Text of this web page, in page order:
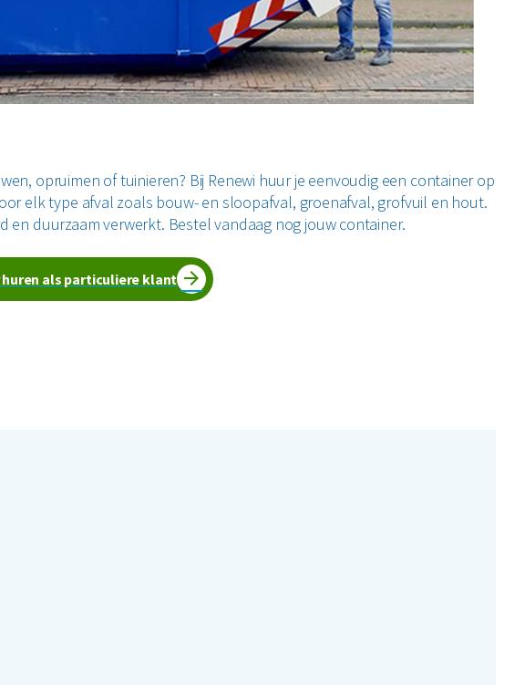
opruimen of tuinieren? Bij Renewi huur je eenvoudig een container op
elk type afval zoals bouw- en sloopafval, groenafval, grofvuil en hout.
en duurzaam verwerkt. Bestel vandaag nog jouw container.
als particuliere klant